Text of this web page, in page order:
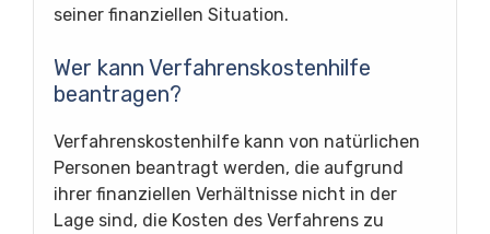
seiner finanziellen Situation.
Wer kann Verfahrenskostenhilfe
beantragen?
Verfahrenskostenhilfe kann von natürlichen
Personen beantragt werden, die aufgrund
ihrer finanziellen Verhältnisse nicht in der
Lage sind, die Kosten des Verfahrens zu